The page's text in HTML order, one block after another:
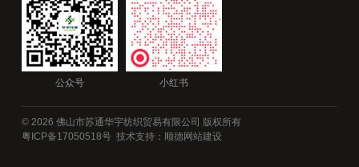
公众号 小红书
© 2026 佛山市苏通华宇纺织贸易有限公司 版权所有
粤ICP备17050518号 技术支持：顺德网站建设